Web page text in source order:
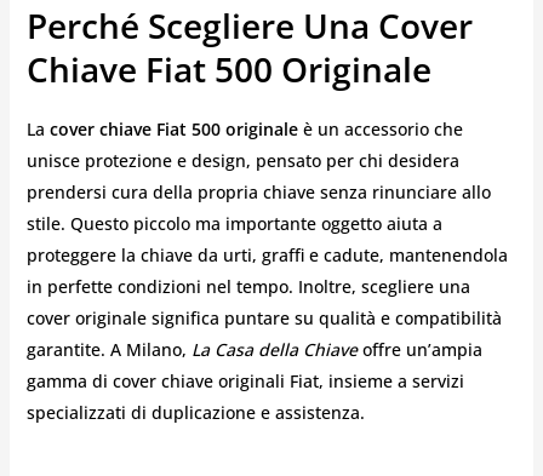
Perché Scegliere Una Cover
Chiave Fiat 500 Originale
La cover chiave Fiat 500 originaleè un accessorio che
unisce protezione e design, pensato per chi desidera
prendersi cura della propria chiave senza rinunciare allo
stile. Questo piccolo ma importante oggetto aiuta a
proteggere la chiave da urti, graffi e cadute, mantenendola
in perfette condizioni nel tempo. Inoltre, scegliere una
cover originale significa puntare su qualità e compatibilità
garantite. A Milano, La Casa della Chiaveoffre un’ampia
gamma di cover chiave originali Fiat, insieme a servizi
specializzati di duplicazione e assistenza.